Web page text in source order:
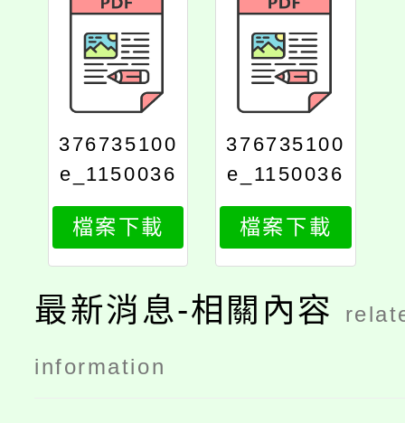
376735100
e_1150036
934_attach
2
檔案下載
376735100
e_1150036
934_attach
1
檔案下載
最新消息-相關內容
information